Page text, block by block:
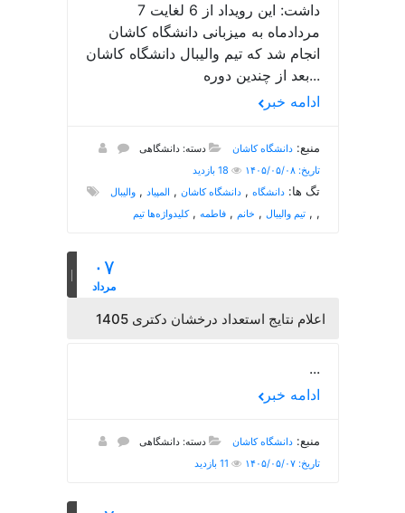
داشت: این رویداد از 6 لغایت 7
مردادماه به میزبانی دانشگاه کاشان
انجام شد که تیم والیبال دانشگاه کاشان
بعد از چندین دوره...
ادامه خبر
منبع:دانشگاه کاشان
دسته: دانشگاهی
تاریخ: ۱۴۰۵/۰۵/۰۸
تگ ها:دانشگاه ,دانشگاه کاشان , المپیاد ,والیبال
,تیم والیبال , خانم ,فاطمه ,کلیدواژه‌ها تیم ,
۰۷
مرداد
اعلام نتایج استعداد درخشان دکتری 1405
...
ادامه خبر
منبع:دانشگاه کاشان
دسته: دانشگاهی
تاریخ: ۱۴۰۵/۰۵/۰۷